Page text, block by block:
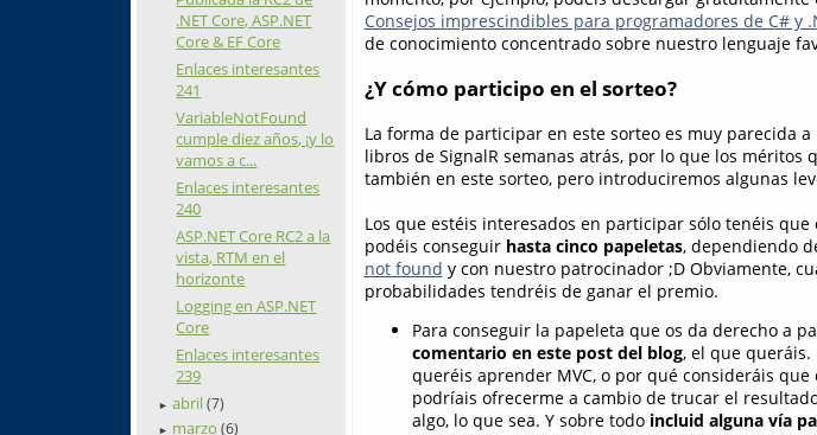
.NET Core, ASP.NET
Core & EF Core
Enlaces interesantes
241
VariableNotFound
cumple diez años, ¡y lo
vamos a c...
Enlaces interesantes
240
ASP.NET Core RC2 a la
vista, RTM en el
horizonte
Logging en ASP.NET
Core
Enlaces interesantes
239
► abril(7)
► marzo(6)
Consejos imprescindibles para programadores de C# y
de conocimiento concentrado sobre nuestro lenguaje
¿Y cómo participo en el sorteo?
La forma de participar en este sorteo es muy parecida
libros de SignalR semanas atrás, por lo que los
también en este sorteo, pero introduciremos algunas
Los que estéis interesados en participar sólo tenéis
podéis conseguir hasta cinco papeletas, dependiendo
not found y con nuestro patrocinador ;D Obviamente,
probabilidades tendréis de ganar el premio.
Para conseguir la papeleta que os da derecho a
comentario en este post del blog, el que queráis.
queréis aprender MVC, o por qué consideráis
podríais ofrecerme a cambio de trucar el
algo, lo que sea. Y sobre todo incluid alguna vía